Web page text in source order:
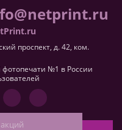
проспект, д. 42, ком.
№1 в России